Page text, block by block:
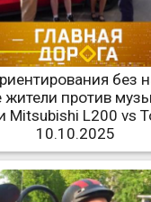
без
жители против
Mitsubishi L200 vs
10.10.2025